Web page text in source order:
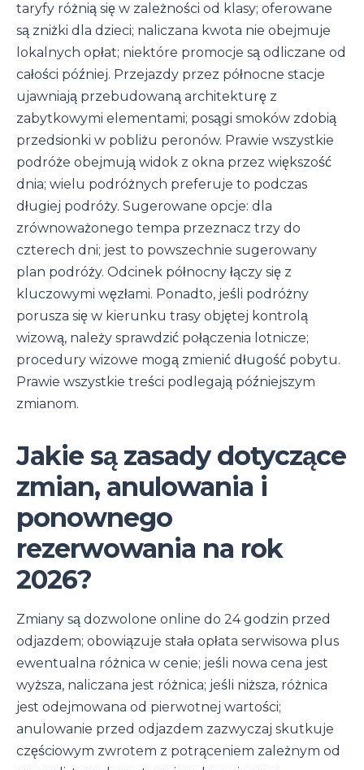
taryfy różnią się w zależności od klasy; oferowane
są zniżki dla dzieci; naliczana kwota nie obejmuje
lokalnych opłat; niektóre promocje są odliczane od
całości później. Przejazdy przez północne stacje
ujawniają przebudowaną architekturę z
zabytkowymi elementami; posągi smoków zdobią
przedsionki w pobliżu peronów. Prawie wszystkie
podróże obejmują widok z okna przez większość
dnia; wielu podróżnych preferuje to podczas
długiej podróży. Sugerowane opcje: dla
zrównoważonego tempa przeznacz trzy do
czterech dni; jest to powszechnie sugerowany
plan podróży. Odcinek północny łączy się z
kluczowymi węzłami. Ponadto, jeśli podróżny
porusza się w kierunku trasy objętej kontrolą
wizową, należy sprawdzić połączenia lotnicze;
procedury wizowe mogą zmienić długość pobytu.
Prawie wszystkie treści podlegają późniejszym
zmianom.
Jakie są zasady dotyczące
zmian, anulowania i
ponownego
rezerwowania na rok
2026?
Zmiany są dozwolone online do 24 godzin przed
odjazdem; obowiązuje stała opłata serwisowa plus
ewentualna różnica w cenie; jeśli nowa cena jest
wyższa, naliczana jest różnica; jeśli niższa, różnica
jest odejmowana od pierwotnej wartości;
anulowanie przed odjazdem zazwyczaj skutkuje
częściowym zwrotem z potrąceniem zależnym od